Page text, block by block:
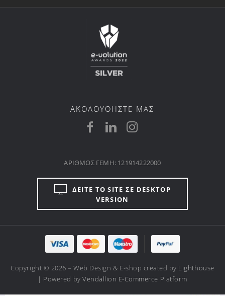
ΑΚΟΛΟΥΘΗΣΤΕ ΜΑΣ
ΔΕΙΤΕ ΤΟ SITE ΣΕ DESKTOP
VERSION
ΑΡΙΘΜΟΣ ΓΕΜΗ: 121914222000
Copyright © 2026 – Web Design & E-shop created by Lighthouse
| Powered byVendallion E-Commerce Platform